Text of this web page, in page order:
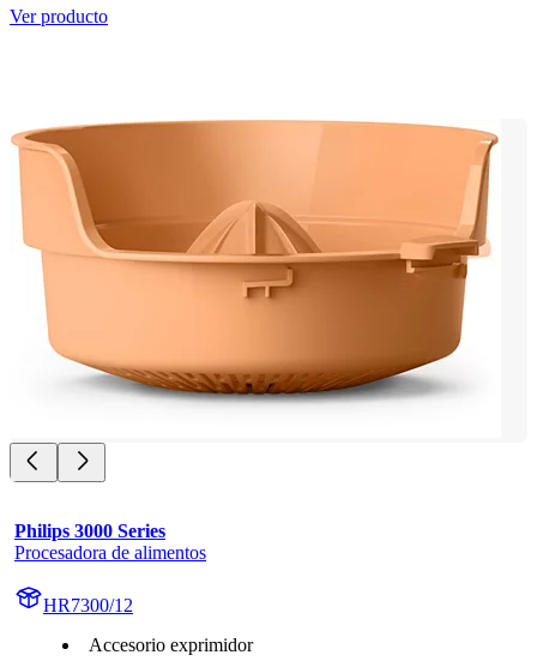
Ver producto
Philips 3000 Series
Procesadora de alimentos
HR7300/12
Accesorio exprimidor